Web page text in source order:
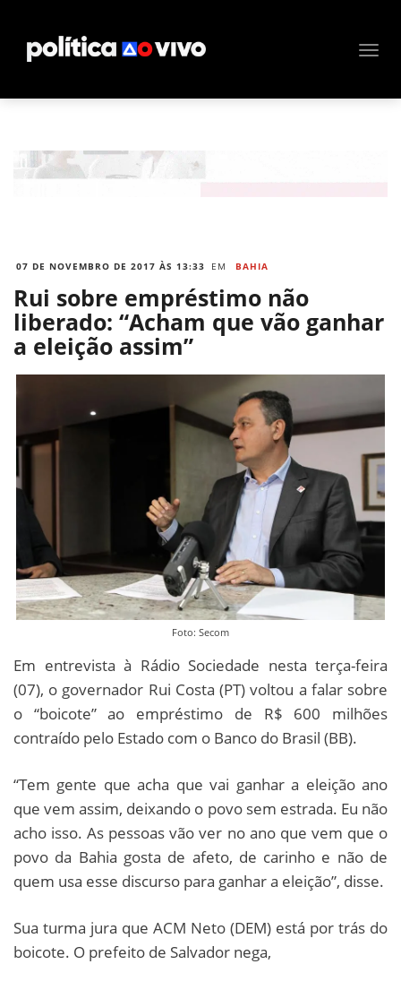
07 DE NOVEMBRO DE 2017 ÀS 13:33 EM BAHIA
Rui sobre empréstimo não
liberado: “Acham que vão ganhar
a eleição assim”
Foto: Secom
Em entrevista à Rádio Sociedade nesta terça-feira
(07), o governador Rui Costa (PT) voltou a falar sobre
o “boicote” ao empréstimo de R$ 600 milhões
contraído pelo Estado com o Banco do Brasil (BB).
“Tem gente que acha que vai ganhar a eleição ano
que vem assim, deixando o povo sem estrada. Eu não
acho isso. As pessoas vão ver no ano que vem que o
povo da Bahia gosta de afeto, de carinho e não de
quem usa esse discurso para ganhar a eleição”, disse.
Sua turma jura que ACM Neto (DEM) está por trás do
boicote. O prefeito de Salvador nega,